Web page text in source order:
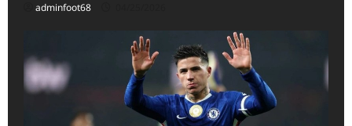
adminfoot68